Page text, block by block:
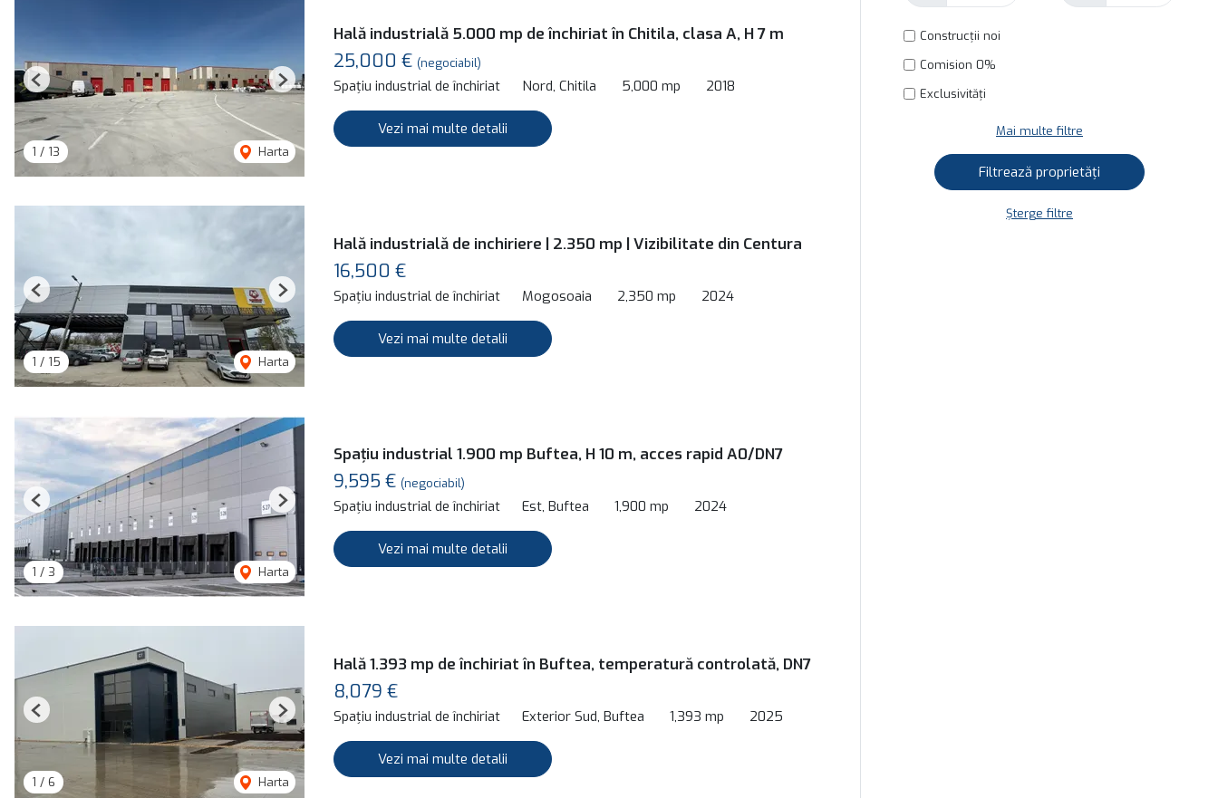
1 / 13 Harta
Previous Next
Hală industrială 5.000 mp de închiriat în Chitila, clasa A, H 7 m
25,000 € (negociabil)
Spațiu industrial de închiriat Nord, Chitila 5,000 mp 2018
Vezi mai multe detalii
1 / 15 Harta
Previous Next
Hală industrială de inchiriere | 2.350 mp | Vizibilitate din Centura
16,500 €
Spațiu industrial de închiriat Mogosoaia 2,350 mp 2024
Vezi mai multe detalii
1 / 3 Harta
Previous Next
Spațiu industrial 1.900 mp Buftea, H 10 m, acces rapid A0/DN7
9,595 € (negociabil)
Spațiu industrial de închiriat Est, Buftea 1,900 mp 2024
Vezi mai multe detalii
1 / 6 Harta
Previous Next
Hală 1.393 mp de închiriat în Buftea, temperatură controlată, DN7
8,079 €
Spațiu industrial de închiriat Exterior Sud, Buftea 1,393 mp 2025
Vezi mai multe detalii
Construcții noi
Comision 0%
Exclusivități
Mai multe filtre
Șterge filtre